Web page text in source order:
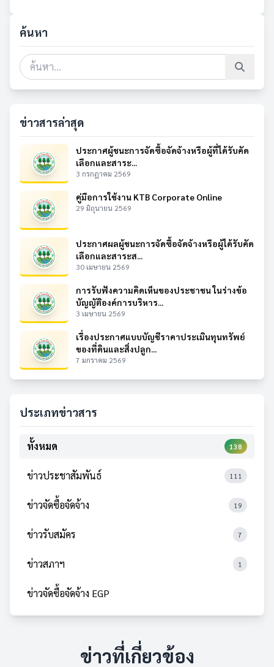
ค้นหา
ข่าวสารล่าสุด
ประกาศผู้ชนะการจัดซื้อจัดจ้างหรือผู้ที่ได้รับคัด
เลือกและสาระ...
3 กรกฎาคม 2569
คู่มือการใช้งาน KTB Corporate Online
29 มิถุนายน 2569
ประกาศผลผู้ชนะการจัดซื้อจัดจ้างหรือผู้ได้รับคัด
เลือกและสาระส...
30 เมษายน 2569
การรับฟังความคิดเห็นของประชาชน ในร่างข้อ
บัญญัติองค์การบริหาร...
3 เมษายน 2569
เรื่องประกาศแบบบัญชีราคาประเมินทุนทรัพย์
ของที่ดินและสิ่งปลูก...
7 มกราคม 2569
ประเภทข่าวสาร
ทั้งหมด 138
ข่าวประชาสัมพันธ์ 111
ข่าวจัดซื้อจัดจ้าง 19
ข่าวรับสมัคร 7
ข่าวสภาฯ 1
ข่าวจัดซื้อจัดจ้าง EGP
ข่าวที่เกี่ยวข้อง